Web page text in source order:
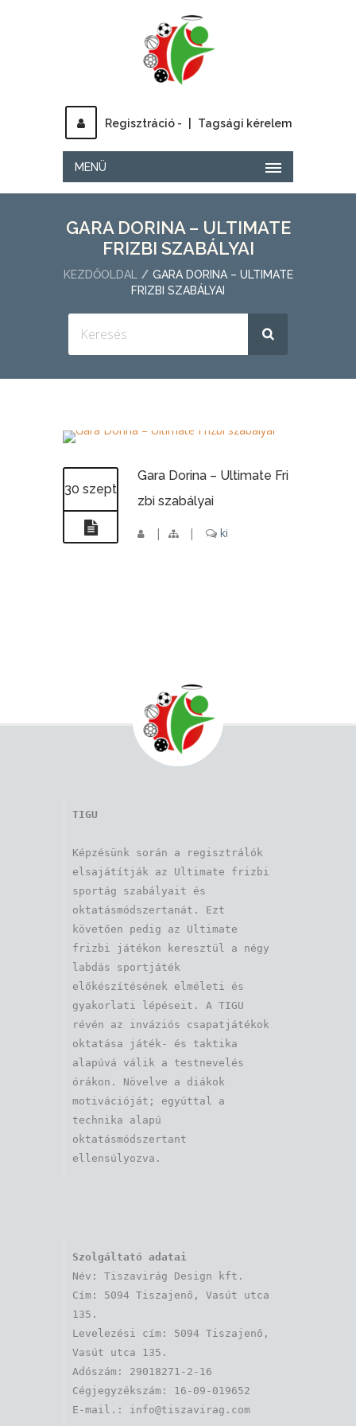
Regisztráció - Tagsági kérelem
MENÜ
GARA DORINA – ULTIMATE
FRIZBI SZABÁLYAI
KEZDŐOLDAL
GARA DORINA – ULTIMATE
FRIZBI SZABÁLYAI
30 szept
Gara Dorina – Ultimate Fri
zbi szabályai
| | ki
TIGU
Képzésünk során a regisztrálók
elsajátítják az Ultimate frizbi
sportág szabályait és
oktatásmódszertanát. Ezt
követően pedig az Ultimate
frizbi játékon keresztül a négy
labdás sportjáték
előkészítésének elméleti és
gyakorlati lépéseit. A TIGU
révén az inváziós csapatjátékok
oktatása játék- és taktika
alapúvá válik a testnevelés
órákon. Növelve a diákok
motivációját; egyúttal a
technika alapú
oktatásmódszertant
ellensúlyozva.
Szolgáltató adatai
Név: Tiszavirág Design kft.
Cím: 5094 Tiszajenő, Vasút utca
135.
Levelezési cím: 5094 Tiszajenő,
Vasút utca 135.
Adószám: 29018271-2-16
Cégjegyzékszám: 16-09-019652